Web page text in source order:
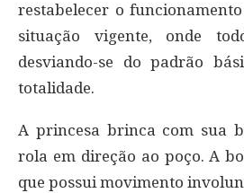
restabelecer o
situação vigente, onde
desviando-se do padrão
totalidade.
A princesa brinca com sua
rola em direção ao poço. A
que possui movimento